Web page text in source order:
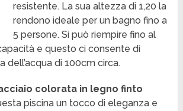
resistente. La sua altezza di 1,20 la
rendono ideale per un bagno fino a
5 persone. Si può riempire fino al
e questo ci consente di
dell’acqua di 100cm circa.
colorata in legno finto
piscina un tocco di eleganza e